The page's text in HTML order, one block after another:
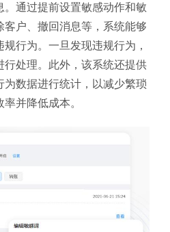
通过提前设置敏感动作和敏
客户、撤回消息等，系统能够
行为。一旦发现违规行为，
行处理。此外，该系统还提供
为数据进行统计，以减少繁琐
并降低成本。